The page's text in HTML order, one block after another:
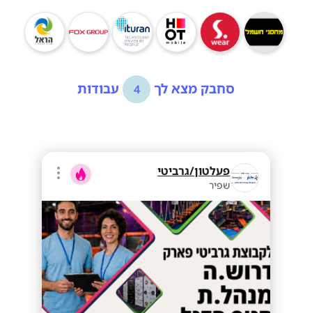
סחבק מצא לך 4 עבודות
פעלטון/גרביטי
שפיר